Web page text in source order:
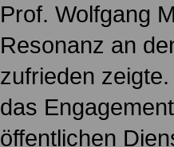
Prof. Wolfgang
Resonanz an
zufrieden
das
öffentlichen